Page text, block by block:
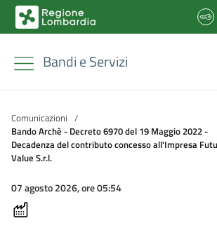
Bandi e Servizi
Comunicazioni /
Bando Archè - Decreto 6970 del 19 Maggio 2022 -
Decadenza del contributo concesso all'Impresa
Value S.r.l.
07 agosto 2026, ore 05:54